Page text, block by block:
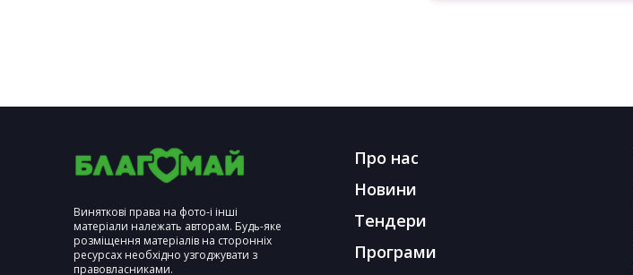
Виняткові права на фото-і інші
матеріали належать авторам. Будь-яке
розміщення матеріалів на сторонніх
ресурсах необхідно узгоджувати з
правовласниками.
Про нас
Новини
Тендери
Програми